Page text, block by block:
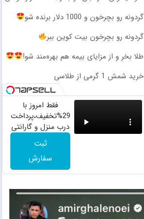
گردونه رو بچرخون و 1000 دلار برنده شو
گردونه رو بچرخون بیت کوین ببر
طلا بخر و از مزایای بیمه هم بهره‌مند شو!
خرید شمش 1 گرمی از طلاسی
فقط امروز با
29%تخفیف،پرداخت
درب منزل و گارانتی
وات بخر
ثبت
سفارش